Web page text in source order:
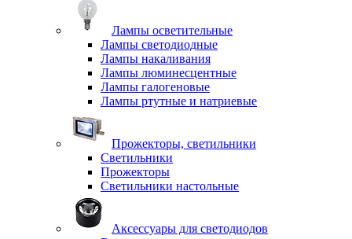
Лампы осветительные
Лампы светодиодные
Лампы накаливания
Лампы люминесцентные
Лампы галогеновые
Лампы ртутные и натриевые
Прожекторы, светильники
Светильники
Прожекторы
Светильники настольные
Аксессуары для светодиодов